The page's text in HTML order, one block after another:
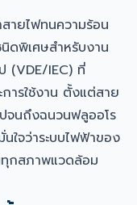
ายไฟทนความร้อน
ดพิเศษสำหรับงาน
(VDE/IEC) ที่
ารใช้งาน ตั้งแต่สาย
จนถึงฉนวนฟลูออโร
จว่าระบบไฟฟ้าของ
ทุกสภาพแวดล้อม